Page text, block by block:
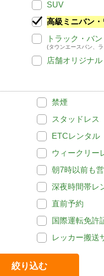
SUV
高級ミニバン
トラック・バン
(タウンエースバン、
店舗オリジナル
禁煙
スタッドレス
ETCレンタル
ウィークリー
朝7時以前も
深夜時間帯レ
直前予約
国際運転免許
レッカー搬送
絞り込む